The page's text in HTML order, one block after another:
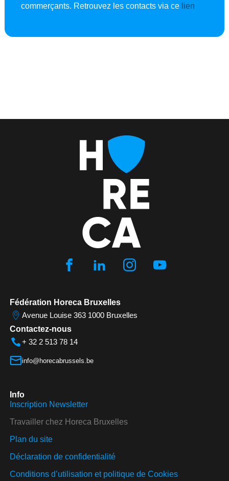
commerçants. Retrouvez les contacts via ce lien
Fédération Horeca Bruxelles
Avenue Louise 363 1000 Bruxelles
Contactez-nous
+ 32 2 513 78 14
info@horecabrussels.be
Info
Inscription Newsletter
Travailler chez Horeca Bruxelles
Plan du site
Déclaration de confidentialité
Conditions d’utilisation et politique de Cookies